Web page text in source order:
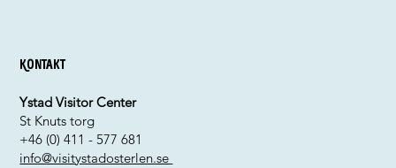
Kontakt
Ystad Visitor Center
St Knuts torg
+46 (0) 411 - 577 681
info@visitystadosterlen.se